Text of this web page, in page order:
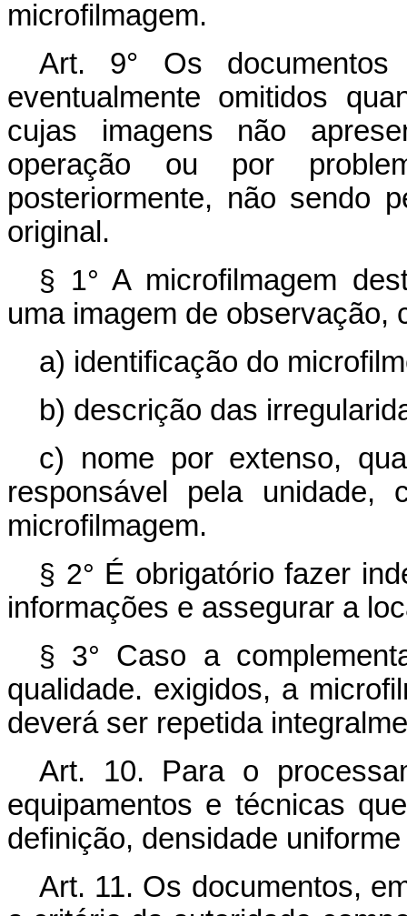
microfilmagem.
Art. 9° Os
eventualmente omitidos
cujas imagens não
operação ou por
posteriormente, não sendo
original.
§ 1° A microfilmagem
uma imagem de observação,
a) identificação do
b) descrição das
c) nome por extenso,
responsável pela unidade,
microfilmagem.
§ 2° É obrigatório fazer
informações e assegurar a
§ 3° Caso a
qualidade. exigidos, a
deverá ser repetida
Art. 10. Para o
equipamentos e técnicas
definição, densidade
Art. 11. Os documentos,